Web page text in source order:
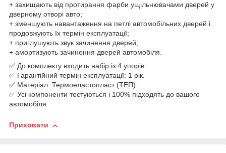
+ захищають від протирання фарби ущільнювачами дверей у
дверному отворі авто;
+ зменшують навантаження на петлі автомобільних дверей і
продовжують їх термін експлуатації;
+ приглушують звук зачинення дверей;
+ амортизують зачинення дверей автомобіля.
✅ До комплекту входить набір із 4 упорів.
✅ Гарантійний термін експлуатації: 1 рік.
✅ Матеріал: Термоеластопласт (ТЕП).
✅ Усі компоненти тестуються і 100% підходять до вашого
автомобіля.
Приховати